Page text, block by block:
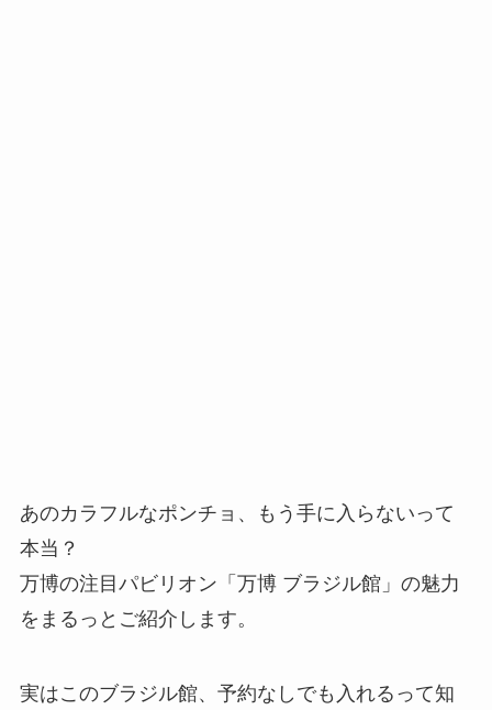
あのカラフルなポンチョ、もう手に入らないって
本当？
万博の注目パビリオン「万博 ブラジル館」の魅力
をまるっとご紹介します。
実はこのブラジル館、予約なしでも入れるって知